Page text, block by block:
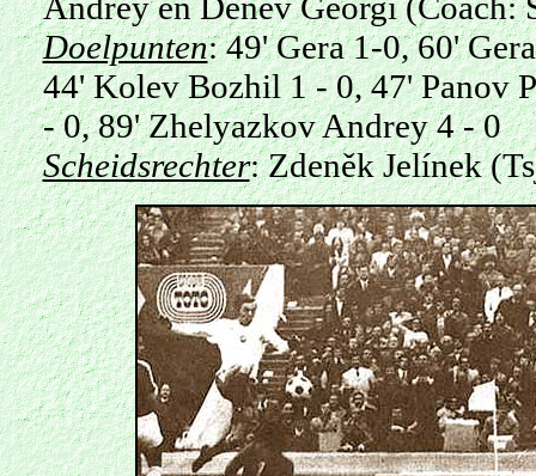
Doelpunten: 49' Gera 1-0, 60'
44' Kolev Bozhil 1 - 0, 47' Panov
- 0, 89' Zhelyazkov Andrey 4 - 0
Scheidsrechter: Zdeněk Jelínek